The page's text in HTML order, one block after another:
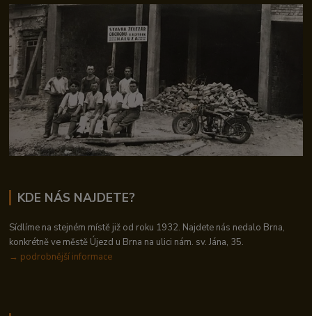
KDE NÁS NAJDETE?
Sídlíme na stejném místě již od roku 1932. Najdete nás nedalo Brna,
konkrétně ve městě Újezd u Brna na ulici nám. sv. Jána, 35.
→ podrobnější informace